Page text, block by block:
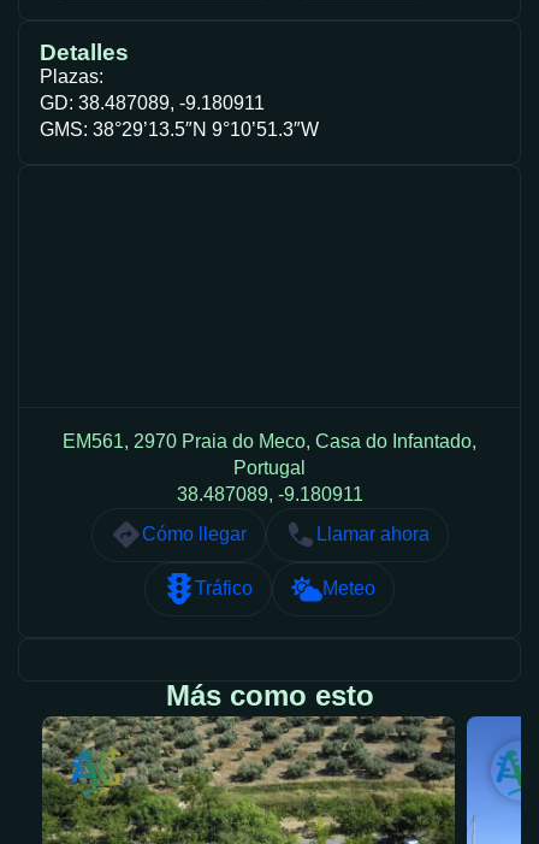
Detalles
Plazas:
GD: 38.487089, -9.180911
GMS: 38°29’13.5″N 9°10’51.3″W
EM561, 2970 Praia do Meco, Casa do Infantado,
Portugal
38.487089, -9.180911
Cómo llegar
Llamar ahora
Tráfico Meteo
Más como esto